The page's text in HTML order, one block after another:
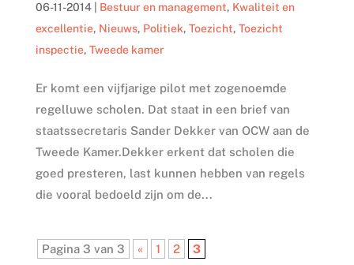
06-11-2014| Bestuur en management, Kwaliteit en
excellentie, Nieuws, Politiek, Toezicht, Toezicht
inspectie, Tweede kamer
Er komt een vijfjarige pilot met zogenoemde
regelluwe scholen. Dat staat in een brief van
staatssecretaris Sander Dekker van OCW aan de
Tweede Kamer.Dekker erkent dat scholen die
goed presteren, last kunnen hebben van regels
die vooral bedoeld zijn om de...
Pagina 3 van 3 « 1 2 3